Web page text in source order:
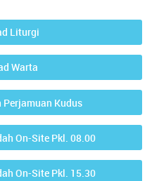
Liturgi
Warta
Kudus
On-Site Pkl. 08.00
On-Site Pkl. 15.30